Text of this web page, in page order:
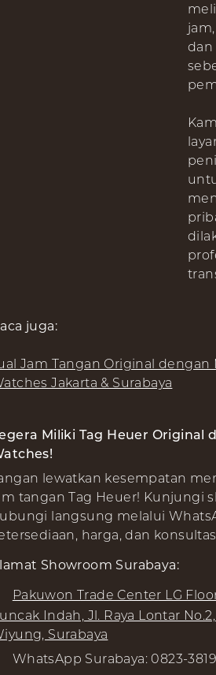
dan
juga:
Jam Tangan Original
Jakarta & Surabaya
Miliki Tag Heuer Original
lewatkan kesempatan
tangan Tag Heuer! Kunjungi
langsung melalui
harga, dan
Showroom Surabaya:
Pakuwon Trade Center LG
Indah, Jl. Raya Lontar
Surabaya
WhatsApp Surabaya: 0823-